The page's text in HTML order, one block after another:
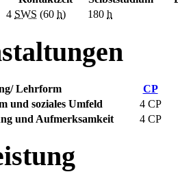
4 SWS (60 h) 180 h
Lehrform
CP
und soziales Umfeld
4 CP
und Aufmerksamkeit
4 CP